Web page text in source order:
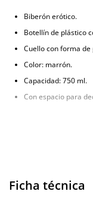
Biberón erótico.
Botellín de plástico
Cuello con forma de
Color: marrón.
Capacidad: 750 ml.
Con espacio para
Ficha técnica